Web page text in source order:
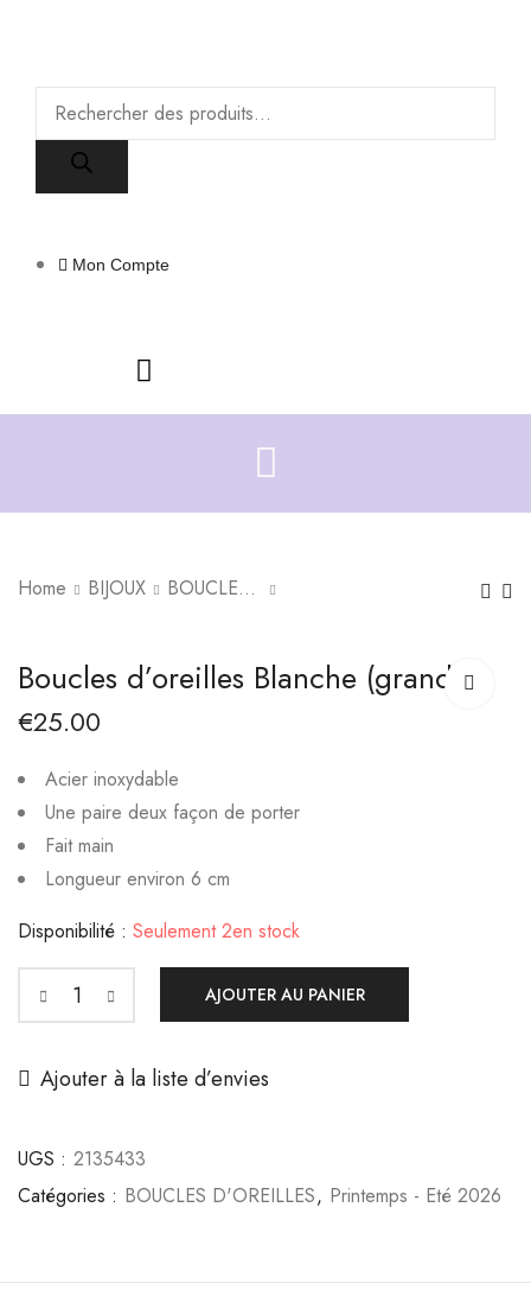
Recherche
de
produits
Mon Compte
Home BIJOUX BOUCLES D'OREILLES
Boucles d'oreilles
Blanche (petite)
Collier Brise Florale
19.99
Boucles d’oreilles Blanche (grande)
€25.00
Acier inoxydable
Une paire deux façon de porter
Fait main
Longueur environ 6 cm
Disponibilité : Seulement 2en stock
Boucles
Blanche
quantity
AJOUTER AU PANIER
Ajouter à la liste d’envies
UGS : 2135433
Catégories : BOUCLES D'OREILLES, Printemps - Eté 2026